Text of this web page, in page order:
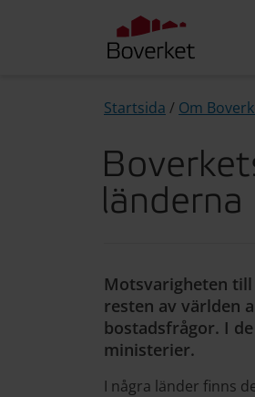
Startsida / Om
länderna
Motsvarigheten
resten av världen
bostadsfrågor. I
ministerier.
I några länder finns